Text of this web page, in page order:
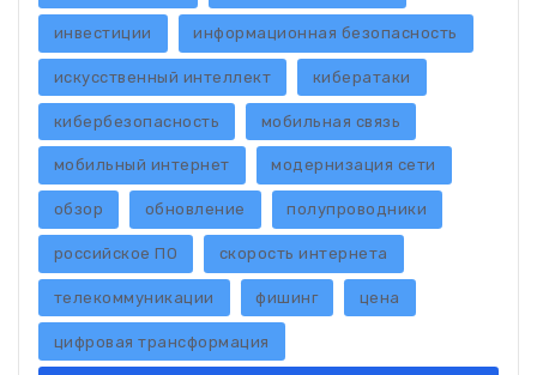
инвестиции информационная безопасность
искусственный интеллект кибератаки
кибербезопасность мобильная связь
мобильный интернет модернизация сети
обзор обновление полупроводники
российское ПО скорость интернета
телекоммуникации фишинг цена
цифровая трансформация